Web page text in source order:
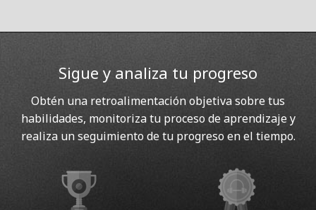
Sigue y analiza tu progreso
Obtén una retroalimentación objetiva sobre tus
habilidades, monitoriza tu proceso de aprendizaje y
realiza un seguimiento de tu progreso en el tiempo.